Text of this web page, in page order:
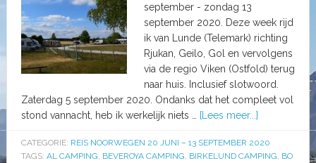
september - zondag 13
september 2020. Deze week rijd
ik van Lunde (Telemark) richting
Rjukan, Geilo, Gol en vervolgens
via de regio Viken (Ostfold) terug
naar huis. Inclusief slotwoord.
Zaterdag 5 september 2020. Ondanks dat het compleet vol
stond vannacht, heb ik werkelijk niets …
[Lees meer...]
CATEGORIE: REIS NOORWEGEN 20 JUNI – 13 SEPTEMBER 2020
TAGS: AL CAMPING, BEVEROYA CAMPING, BIRKELUND CAMPING, BO